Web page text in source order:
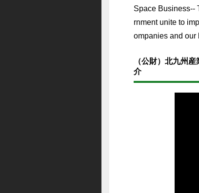
Space Business--
rnment unite to
ompanies and our
（公財）北九州
介